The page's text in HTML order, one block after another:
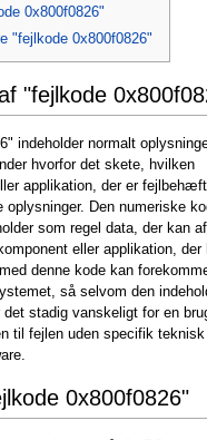
0x800f0826"
"fejlkode 0x800f0826"
"fejlkode
indeholder normalt
hvorfor det skete, hvilken
applikation, der er
oplysninger. Den numeriske
som regel data, der kan
eller applikation, der
denne kode kan
så selvom den
stadig vanskeligt for en
til fejlen uden specifik
0x800f0826"